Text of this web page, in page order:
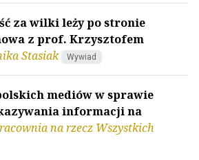
za wilki leży po stronie
z prof. Krzysztofem
Stasiak Wywiad
mediów w sprawie
informacji na
na rzecz Wszystkich